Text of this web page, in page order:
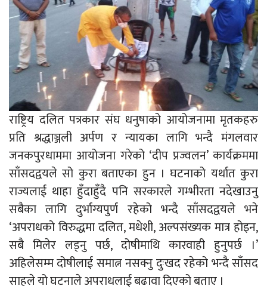
राष्ट्रिय दलित पत्रकार संघ धनुषाको आयोजनामा मृतकहरु
प्रति श्रद्धाञ्जली अर्पण र न्यायका लागि भन्दै मंगलवार
जनकपुरधाममा आयोजना गरेको ‘दीप प्रज्वलन’ कार्यक्रममा
साँसदद्वयले सो कुरा बताएका हुन । घटनाको यर्थात कुरा
राज्यलाई थाहा हुँदाहुँदै पनि सरकारले गम्भीरता नदेखाउनु
सबैका लागि दुर्भाग्यपुर्ण रहेको भन्दै साँसदद्वयले भने
‘अपराधको विरुद्धमा दलित, मधेशी, अल्पसंख्यक मात्र होइन,
सबै मिलेर लड्नु पर्छ, दोषीमाथि कारवाही हुनुपर्छ ।’
अहिलेसम्म दोषीलाई समात्न नसक्नु दुःखद रहेको भन्दै साँसद
साहले यो घटनाले अपराधलाई बढावा दिएको बताए ।